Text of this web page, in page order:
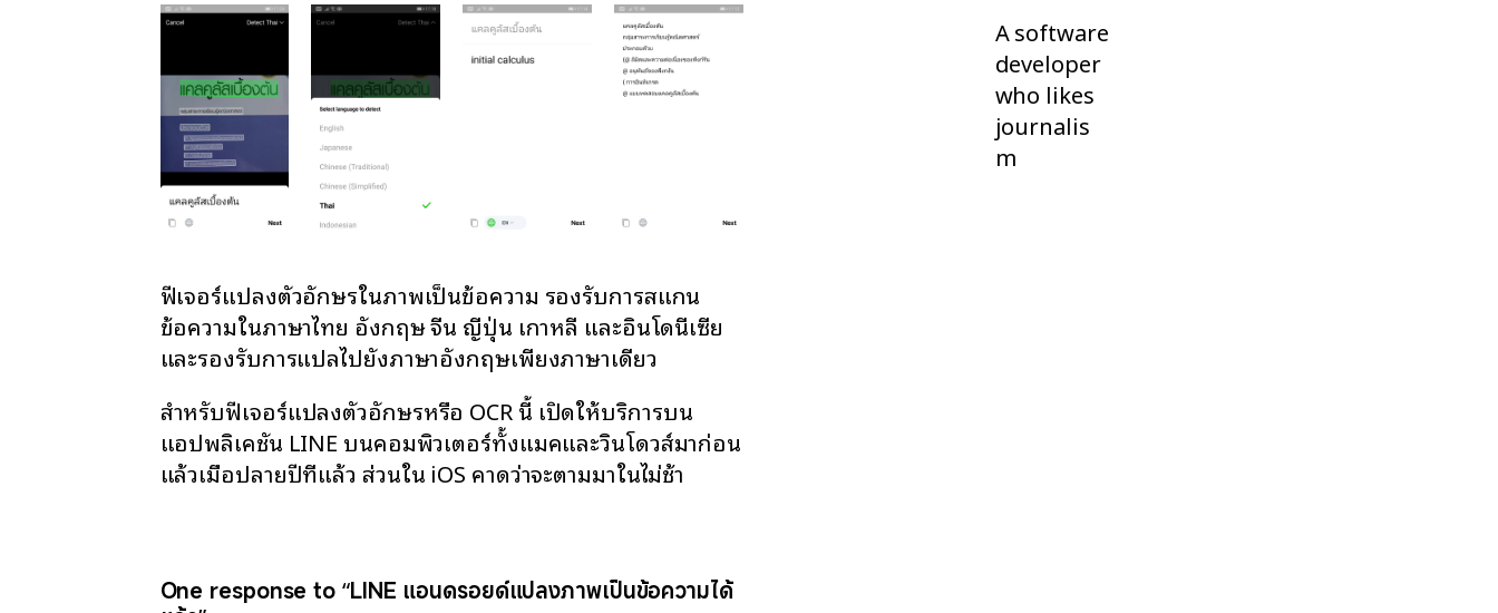
ฟีเจอร์แปลงตัวอักษรในภาพเป็นข้อความ รองรับการสแกน
ข้อความในภาษาไทย อังกฤษ จีน ญี่ปุ่น เกาหลี และอินโดนีเซีย
และรองรับการแปลไปยังภาษาอังกฤษเพียงภาษาเดียว
สำหรับฟีเจอร์แปลงตัวอักษรหรือ OCR นี้ เปิดให้บริการบน
แอปพลิเคชัน LINE บนคอมพิวเตอร์ทั้งแมคและวินโดวส์มาก่อน
แล้วเมื่อปลายปีที่แล้ว ส่วนใน iOS คาดว่าจะตามมาในไม่ช้า
One response to “LINE แอนดรอยด์แปลงภาพเป็นข้อความได้
A software
developer
who likes
journalis
m